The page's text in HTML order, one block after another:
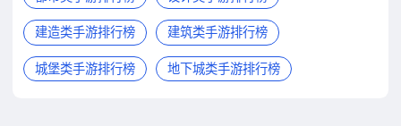
建造类手游排行榜 建筑类手游排行榜
城堡类手游排行榜 地下城类手游排行榜